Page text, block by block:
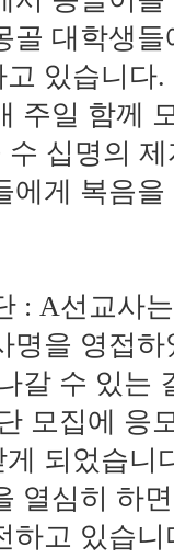
골 대학생
있습니다.
주일 함께
수 십명의
에게 복음
: A선교사
명을 영접
갈 수 있는
모집에 응
되었습니
열심히 하
하고 있습